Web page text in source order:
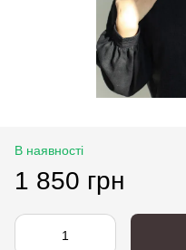
В наявності
1 850 грн